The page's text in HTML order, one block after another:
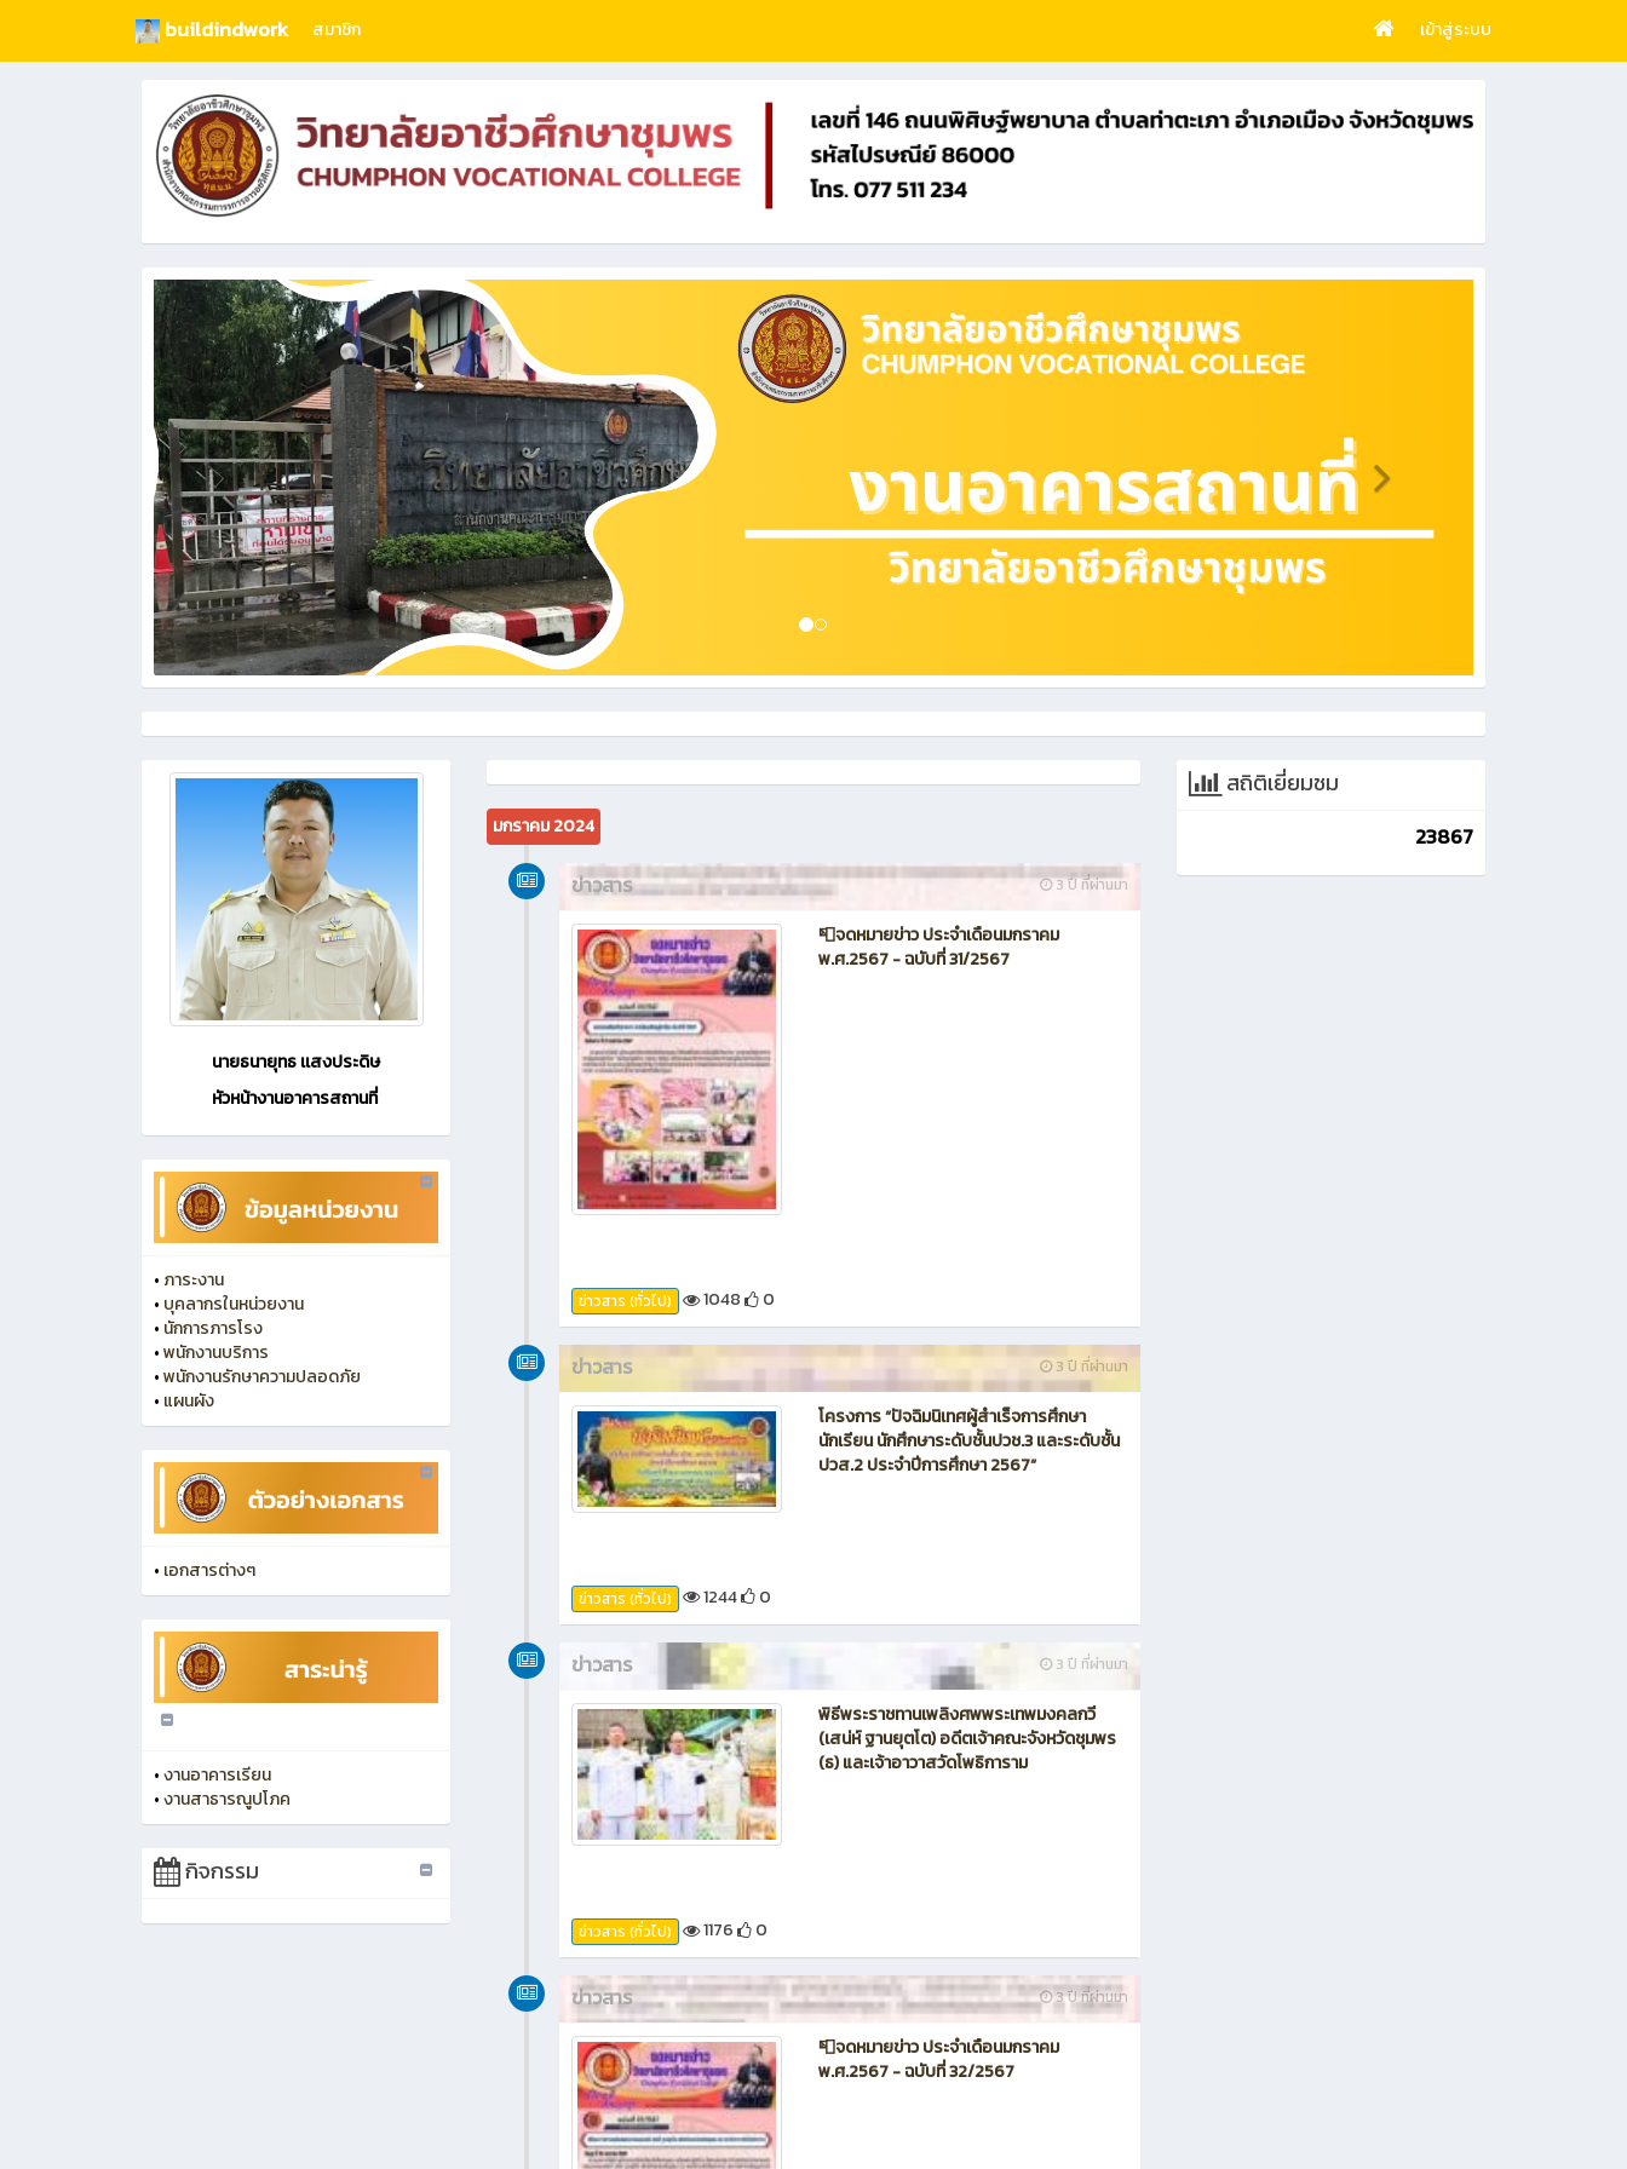
buildindwork สมาชิก เข้าสู่ระบบ
นายธนายุทธ เเสงประดิษ
หัวหน้างานอาคารสถานที่
• ภาระงาน
• บุคลากรในหน่วยงาน
• นักการภารโรง
•พนักงานบริการ
•พนักงานรักษาความปลอดภัย
• แผนผัง
• เอกสารต่างๆ
•งานอาคารเรียน
•งานสาธารณูปโภค
กิจกรรม
มกราคม 2024
3 ปี ที่ผ่านมา
ข่าวสาร
📮จดหมายข่าว ประจำเดือนมกราคม
พ.ศ.2567 - ฉบับที่ 31/2567
ข่าวสาร (ทั่วไป) 1048 0
3 ปี ที่ผ่านมา
ข่าวสาร
โครงการ “ปัจฉิมนิเทศผู้สำเร็จการศึกษา
นักเรียน นักศึกษาระดับชั้นปวช.3 และระดับชั้น
ปวส.2 ประจำปีการศึกษา 2567“
ข่าวสาร (ทั่วไป) 1244 0
3 ปี ที่ผ่านมา
ข่าวสาร
พิธีพระราชทานเพลิงศพพระเทพมงคลกวี
(เสน่ห์ ฐานยุตโต) อดีตเจ้าคณะจังหวัดชุมพร
(ธ) และเจ้าอาวาสวัดโพธิการาม
ข่าวสาร (ทั่วไป) 1176 0
3 ปี ที่ผ่านมา
ข่าวสาร
📮จดหมายข่าว ประจำเดือนมกราคม
พ.ศ.2567 - ฉบับที่ 32/2567
สถิติเยี่ยมชม
23867